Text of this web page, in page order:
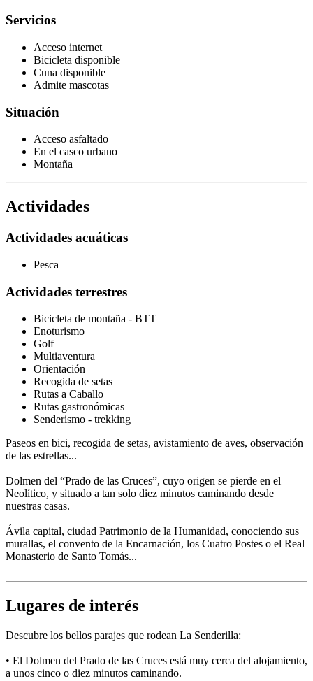
Servicios
Acceso internet
Bicicleta disponible
Cuna disponible
Admite mascotas
Situación
Acceso asfaltado
En el casco urbano
Montaña
Actividades
Actividades acuáticas
Pesca
Actividades terrestres
Bicicleta de montaña - BTT
Enoturismo
Golf
Multiaventura
Orientación
Recogida de setas
Rutas a Caballo
Rutas gastronómicas
Senderismo - trekking
Paseos en bici, recogida de setas, avistamiento de aves, observación
de las estrellas...
Dolmen del “Prado de las Cruces”, cuyo origen se pierde en el
Neolítico, y situado a tan solo diez minutos caminando desde
nuestras casas.
Ávila capital, ciudad Patrimonio de la Humanidad, conociendo sus
murallas, el convento de la Encarnación, los Cuatro Postes o el Real
Monasterio de Santo Tomás...
Lugares de interés
Descubre los bellos parajes que rodean La Senderilla:
• El Dolmen del Prado de las Cruces está muy cerca del alojamiento,
a unos cinco o diez minutos caminando.